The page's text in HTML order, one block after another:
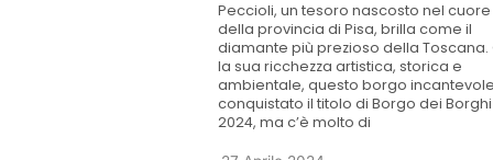
Peccioli, un tesoro nascosto nel cuore
della provincia di Pisa, brilla come il
diamante più prezioso della Toscana.
la sua ricchezza artistica, storica e
ambientale, questo borgo
conquistato il titolo di Borgo dei Borghi
2024, ma c’è molto di